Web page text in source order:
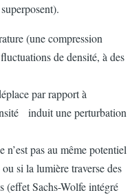
(une compression
de densité, à des
par rapport à
induit une perturbation
pas au même potentiel
si la lumière traverse des
(effet Sachs-Wolfe intégré